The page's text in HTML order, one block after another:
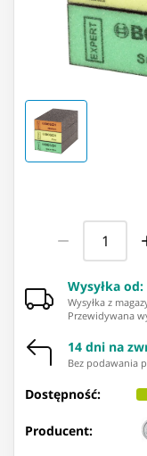
Wysyłka od:
Wysyłka z
Przewidywana
14 dni na
Bez podawania
Dostępność:
Producent: